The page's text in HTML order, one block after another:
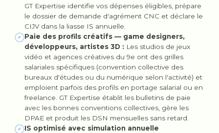
GT Expertise identifie vos dépenses éligibles, prépare
le dossier de demande d'agrément CNC et déclare le
CIJV dans la liasse IS annuelle.
✓
Paie des profils créatifs — game designers,
développeurs, artistes 3D : Les studios de jeux
vidéo et agences créatives du 9e ont des grilles
salariales spécifiques (convention collective des
bureaux d'études ou du numérique selon l'activité) et
emploient parfois des profils en portage salarial ou en
freelance. GT Expertise établit les bulletins de paie
avec les bonnes conventions collectives, gère les
DPAE et produit les DSN mensuelles sans retard.
✓
IS optimisé avec simulation annuelle